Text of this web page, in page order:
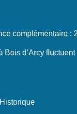
complémentaire :
Bois d’Arcy